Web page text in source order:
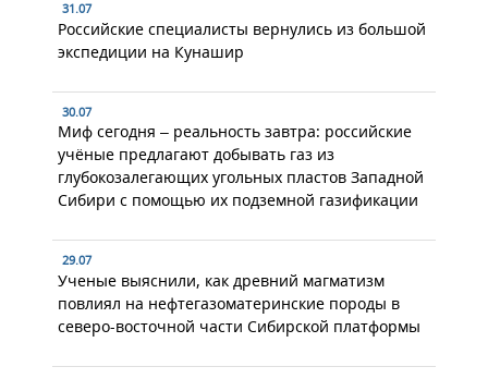
31.07
Российские специалисты вернулись из большой
экспедиции на Кунашир
30.07
Миф сегодня – реальность завтра: российские
учёные предлагают добывать газ из
глубокозалегающих угольных пластов Западной
Сибири с помощью их подземной газификации
29.07
Ученые выяснили, как древний магматизм
повлиял на нефтегазоматеринские породы в
северо-восточной части Сибирской платформы